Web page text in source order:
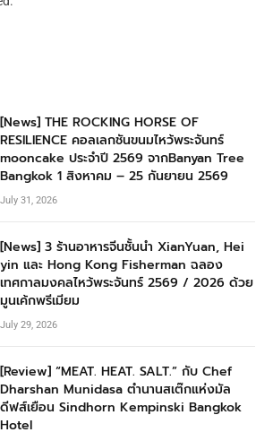
[News] THE ROCKING HORSE OF
RESILIENCE คอลเลกชันขนมไหว้พระจันทร์
mooncake ประจำปี 2569 จากBanyan Tree
Bangkok 1 สิงหาคม – 25 กันยายน 2569
July 31, 2026
[News] 3 ร้านอาหารจีนชั้นนำ XianYuan, Hei
yin และ Hong Kong Fisherman ฉลอง
เทศกาลมงคลไหว้พระจันทร์ 2569 / 2026 ด้วย
มูนเค้กพรีเมียม
July 29, 2026
[Review] “MEAT. HEAT. SALT.” กับ Chef
Dharshan Munidasa ตำนานสเต๊กแห่งมัล
ดีฟส์เยือน Sindhorn Kempinski Bangkok
Hotel